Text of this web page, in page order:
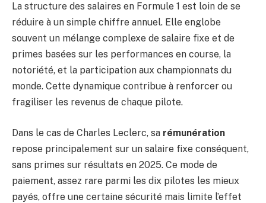
La structure des salaires en Formule 1 est loin de se
réduire à un simple chiffre annuel. Elle englobe
souvent un mélange complexe de salaire fixe et de
primes basées sur les performances en course, la
notoriété, et la participation aux championnats du
monde. Cette dynamique contribue à renforcer ou
fragiliser les revenus de chaque pilote.
Dans le cas de Charles Leclerc, sa rémunération
repose principalement sur un salaire fixe conséquent,
sans primes sur résultats en 2025. Ce mode de
paiement, assez rare parmi les dix pilotes les mieux
payés, offre une certaine sécurité mais limite l’effet